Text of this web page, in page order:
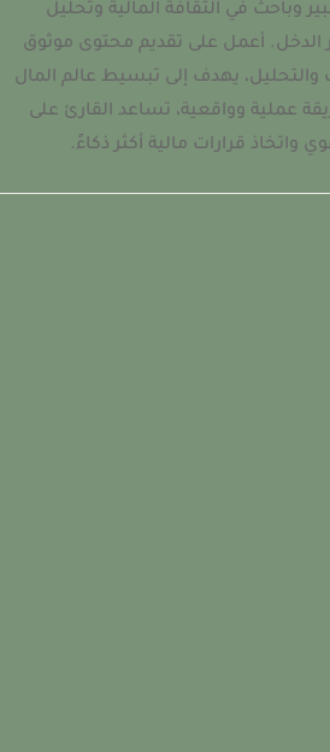
وباحث في الثقافة المالية وتحليل
أعمل على تقديم محتوى موثوق
يهدف إلى تبسيط عالم المال
عملية وواقعية، تساعد القارئ على
قرارات مالية أكثر ذكاءً.